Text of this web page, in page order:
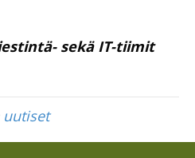
sekä IT-tiimit
uutiset